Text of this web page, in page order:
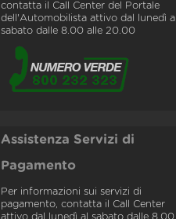
contatta il Call Center del Portale
dell'Automobilista attivo dal lunedì al
sabato dalle 8.00 alle 20.00
Assistenza Servizi di
Pagamento
Per informazioni sui servizi di
pagamento, contatta il Call Center